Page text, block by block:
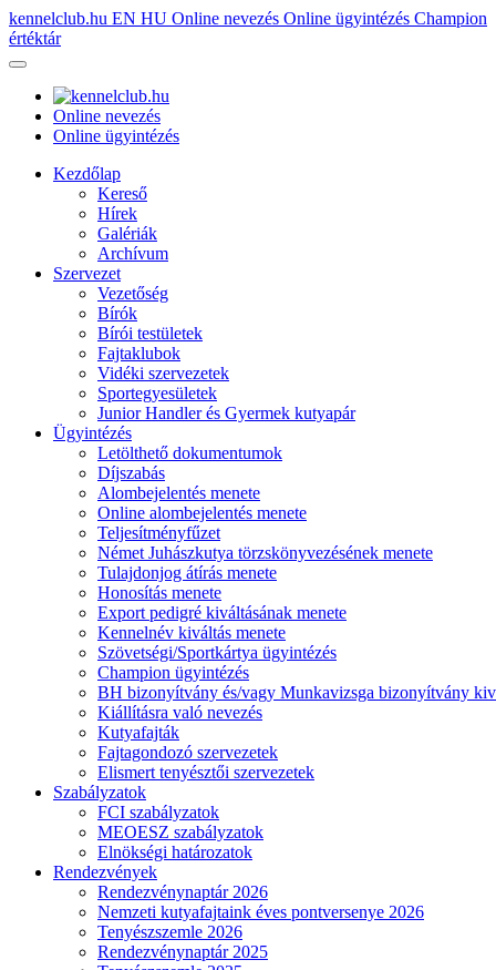
kennelclub.hu EN HU Online nevezés Online ügyintézés Champion
értéktár
Online nevezés
Online ügyintézés
Kezdőlap
Kereső
Hírek
Galériák
Archívum
Szervezet
Vezetőség
Bírók
Bírói testületek
Fajtaklubok
Vidéki szervezetek
Sportegyesületek
Junior Handler és Gyermek kutyapár
Ügyintézés
Letölthető dokumentumok
Díjszabás
Alombejelentés menete
Online alombejelentés menete
Teljesítményfűzet
Német Juhászkutya törzskönyvezésének menete
Tulajdonjog átírás menete
Honosítás menete
Export pedigré kiváltásának menete
Kennelnév kiváltás menete
Szövetségi/Sportkártya ügyintézés
Champion ügyintézés
BH bizonyítvány és/vagy Munkavizsga bizonyítvány
Kiállításra való nevezés
Kutyafajták
Fajtagondozó szervezetek
Elismert tenyésztői szervezetek
Szabályzatok
FCI szabályzatok
MEOESZ szabályzatok
Elnökségi határozatok
Rendezvények
Rendezvénynaptár 2026
Nemzeti kutyafajtaink éves pontversenye 2026
Tenyészszemle 2026
Rendezvénynaptár 2025